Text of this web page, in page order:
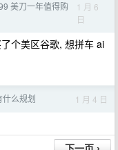
美刀一年值得购
1 月 6
日
个美区谷歌, 想拼车 ai
么规划 1 月 4 日